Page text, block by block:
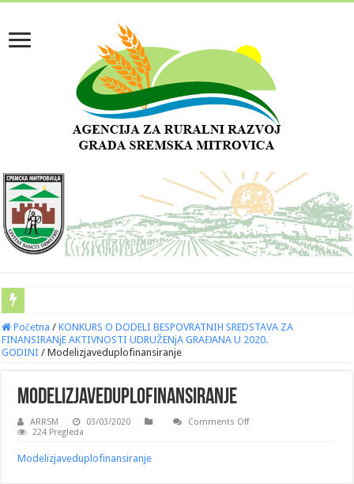
Početna / KONKURS O DODELI BESPOVRATNIH SREDSTAVA ZA
FINANSIRANjE AKTIVNOSTI UDRUŽENjA GRAĐANA U 2020.
GODINI / Modelizjaveduplofinansiranje
Modelizjaveduplofinansiranje
ARRSM 03/03/2020 Comments Offon
224 Pregleda
Modelizjaveduplofinansiranje